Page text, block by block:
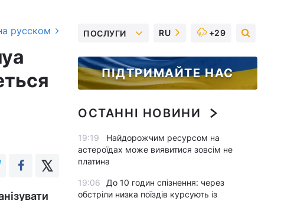
русском ПОСЛУГИ RU +29
ПІДТРИМАЙТЕ НАС
ОСТАННІ НОВИНИ
19:19
Найдорожчим ресурсом на
астероїдах може виявитися зовсім не
платина
19:06
До 10 годин спізнення: через
обстріли низка поїздів курсують із